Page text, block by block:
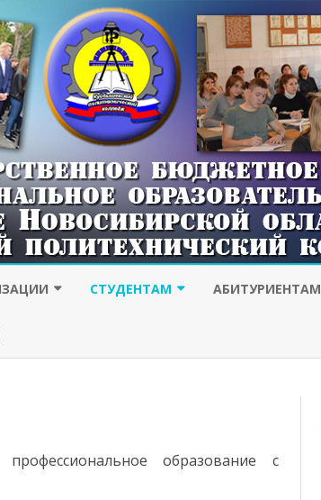
СТУДЕНТАМ АБИТУРИЕНТАМ
образование с